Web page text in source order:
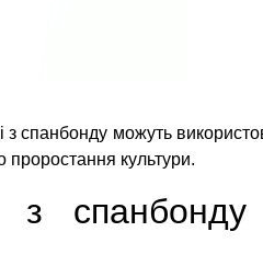
спанбонду можуть
проростання культури.
спанбонду